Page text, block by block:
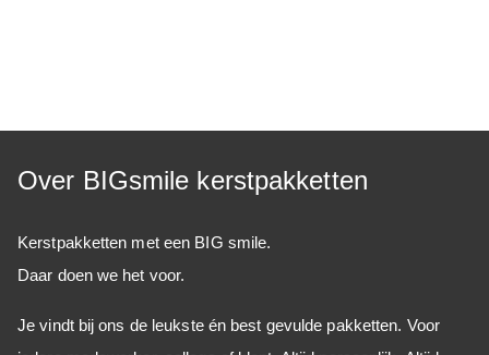
Over BIGsmile kerstpakketten
Kerstpakketten met een BIG smile.
Daar doen we het voor.
Je vindt bij ons de leukste én best gevulde pakketten. Voor